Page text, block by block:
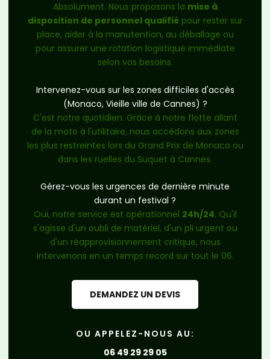
Absolument. Nous proposons la mise à
disposition de personnel qualifiépour rester sur
place, aider à la manutention, au déballage ou
pour assurer une rotation logistique immédiate
selon vos besoins.
Intervenez-vous sur les zones difficiles d'accès
(Monaco, Vieille ville de Cannes) ?
C'est notre quotidien. Grâce à notre flotte allant
de la moto à l'utilitaire, nous accédons aux zones
les plus restreintes lors du Grand Prix de Monaco ou
dans les ruelles du Suquet à Cannes.
Gérez-vous les urgences de dernière minute
durant un festival ?
Oui, notre service est opérationnel 24h/24. Qu'il
s'agisse d'un oubli de matériel, d'un pli urgent ou
d'un réapprovisionnement critique, nous
intervenons en un temps record sur tout le 06.
DEMANDEZ UN DEVIS
OU APPELEZ-NOUS AU:
06 49 29 29 05